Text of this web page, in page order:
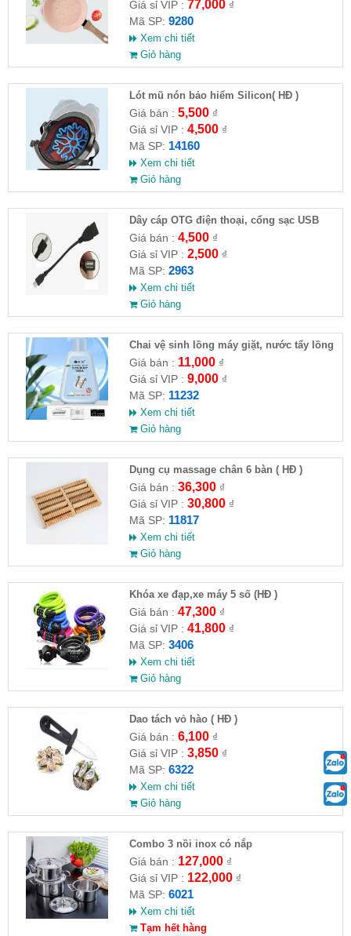
Giá sỉ VIP : 77,000₫
Mã SP: 9280
Xem chi tiết
Giỏ hàng
Lót mũ nón bảo hiểm Silicon( HĐ )
Giá bán : 5,500₫
Giá sỉ VIP : 4,500₫
Mã SP: 14160
Xem chi tiết
Giỏ hàng
Dây cáp OTG điện thoại, cổng sạc USB
Giá bán : 4,500₫
Giá sỉ VIP : 2,500₫
Mã SP: 2963
Xem chi tiết
Giỏ hàng
Chai vệ sinh lồng máy giặt, nước tẩy lồng
máy giặt CLEANING FLUID
Giá bán : 11,000₫
Giá sỉ VIP : 9,000₫
Mã SP: 11232
Xem chi tiết
Giỏ hàng
Dụng cụ massage chân 6 bàn ( HĐ )
Giá bán : 36,300₫
Giá sỉ VIP : 30,800₫
Mã SP: 11817
Xem chi tiết
Giỏ hàng
Khóa xe đạp,xe máy 5 số (HĐ )
Giá bán : 47,300₫
Giá sỉ VIP : 41,800₫
Mã SP: 3406
Xem chi tiết
Giỏ hàng
Dao tách vỏ hào ( HĐ )
Giá bán : 6,100₫
Giá sỉ VIP : 3,850₫
Mã SP: 6322
Xem chi tiết
Giỏ hàng
Combo 3 nồi inox có nắp
Giá bán : 127,000₫
Giá sỉ VIP : 122,000₫
Mã SP: 6021
Xem chi tiết
Tạm hết hàng